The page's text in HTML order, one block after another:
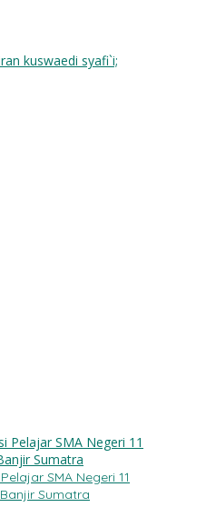
SMA Negeri 11
Sumatra